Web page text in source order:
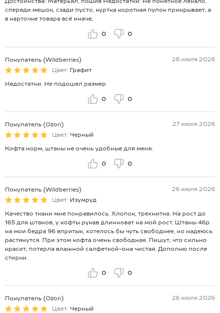
спереди мешок, сзади пусто, куртка короткая пупок прикрывает, а
в карточке товара всё иначе,
0 0
Покупатель (Wildberries)
28 июля 2026
Цвет: Графит
Недостатки: Не подошел размер
0 0
Покупатель (Ozon)
27 июля 2026
Цвет: Черный
Кофта норм, штаны не очень удобные для меня.
0 0
Покупатель (Wildberries)
26 июля 2026
Цвет: Изумруд
Качество ткани мне понравилось. Хлопок, трехнитка. На рост до
165 для штанов, у кофты рукав длинноват на мой рост. Штаны 46р.
на мои бедра 96 впритык, хотелось бы чуть свободнее, но надеюсь
растянутся. При этом кофта очень свободная. Пишут, что сильно
красит, потерла влажной салфеткой-она чистая. Дополню после
стирки.
0 0
Покупатель (Ozon)
26 июля 2026
Цвет: Черный